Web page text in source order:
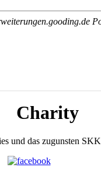
Charity
und das zugunsten SKK